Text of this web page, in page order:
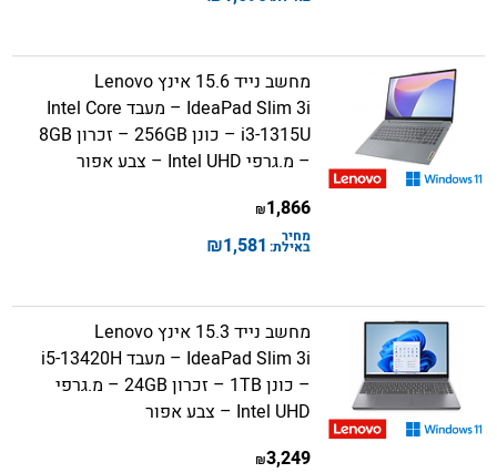
מחשב נייד 15.6 אינץ Lenovo
IdeaPad Slim 3i – מעבד Intel Core
i3-1315U – כונן 256GB – זכרון 8GB
– מ.גרפי Intel UHD – צבע אפור
1,866
₪
מחיר
באילת: 1,581
₪
מחשב נייד 15.3 אינץ Lenovo
IdeaPad Slim 3i – מעבד i5-13420H
– כונן 1TB – זכרון 24GB – מ.גרפי
Intel UHD – צבע אפור
3,249
₪